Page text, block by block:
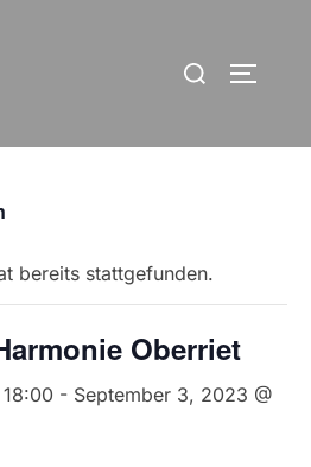
Suchen
bereits stattgefunden.
Oberriet
- September 3, 2023 @